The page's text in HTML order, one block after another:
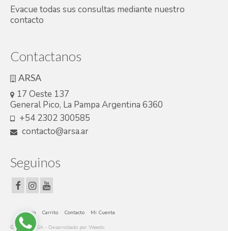
Evacue todas sus consultas mediante nuestro
contacto
Contactanos
ARSA
17 Oeste 137
General Pico, La Pampa Argentina 6360
+54 2302 300585
contacto@arsa.ar
Seguinos
Inicio Carrito Contacto Mi Cuenta
© 2026 ARSA - Desarrollado por Weedo